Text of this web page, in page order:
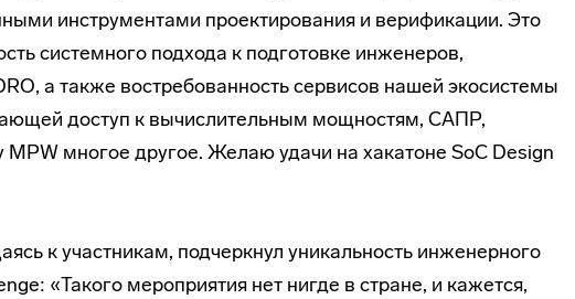
инструментами проектирования и верификации. Это
системного подхода к подготовке инженеров,
а также востребованность сервисов нашей экосистемы
доступ к вычислительным мощностям, САПР,
MPW многое другое. Желаю удачи на хакатоне SoC Design
к участникам, подчеркнул уникальность инженерного
«Такого мероприятия нет нигде в стране, и кажется,